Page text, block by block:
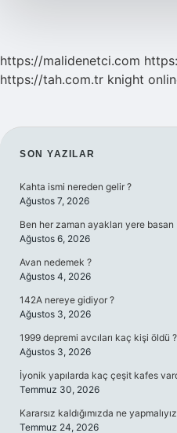
https://malidenetci.com
https://tah.com.tr knight
SIDEBAR
SON YAZILAR
Kahta ismi nereden gelir ?
Ağustos 7, 2026
Ben her zaman ayakları yere
Ağustos 6, 2026
Avan nedemek ?
Ağustos 4, 2026
142A nereye gidiyor ?
Ağustos 3, 2026
1999 depremi avcıları kaç kişi öldü ?
Ağustos 3, 2026
İyonik yapılarda kaç çeşit kafes
Temmuz 30, 2026
Kararsız kaldığımızda ne
Temmuz 24, 2026